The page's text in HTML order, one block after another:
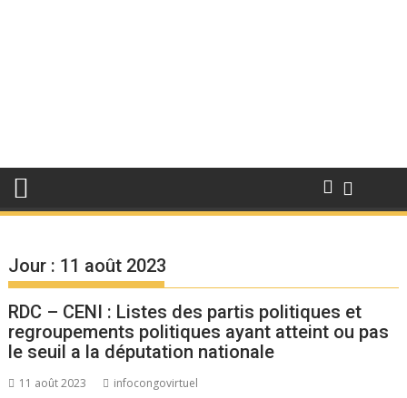
Jour : 11 août 2023
RDC – CENI : Listes des partis politiques et
regroupements politiques ayant atteint ou pas
le seuil a la députation nationale
11 août 2023 infocongovirtuel